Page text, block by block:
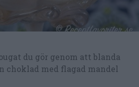
du gör genom att blanda
choklad med flagad mandel